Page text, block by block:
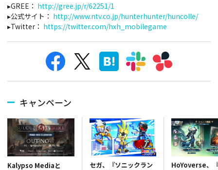
▸GREE： http://gree.jp/r/62251/1
▸公式サイト： http://www.ntv.co.jp/hunterhunter/huncolle/
▸Twitter： https://twitter.com/hxh_mobilegame
キャンペーン
Kalypso Mediaと
セガ、『ソニックラン
HoYoverse、